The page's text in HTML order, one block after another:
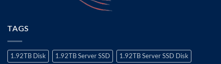
TAGS
1.92TB Disk 1.92TB Server SSD 1.92TB Server SSD Disk